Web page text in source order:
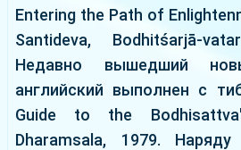
Entering the Path of
Santideva, Bodhitśarjā-
Недавно вышедший
английский выполнен с
Guide to the
Dharamsala, 1979.